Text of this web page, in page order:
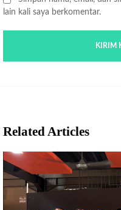
lain kali saya berkomentar.
Related Articles